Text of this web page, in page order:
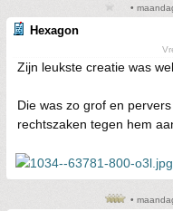
•
Hexagon
Zijn leukste creatie was
Die was zo grof en
rechtszaken tegen hem
•